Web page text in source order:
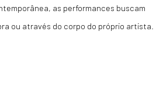
as performances buscam
ou através do corpo do próprio artista.